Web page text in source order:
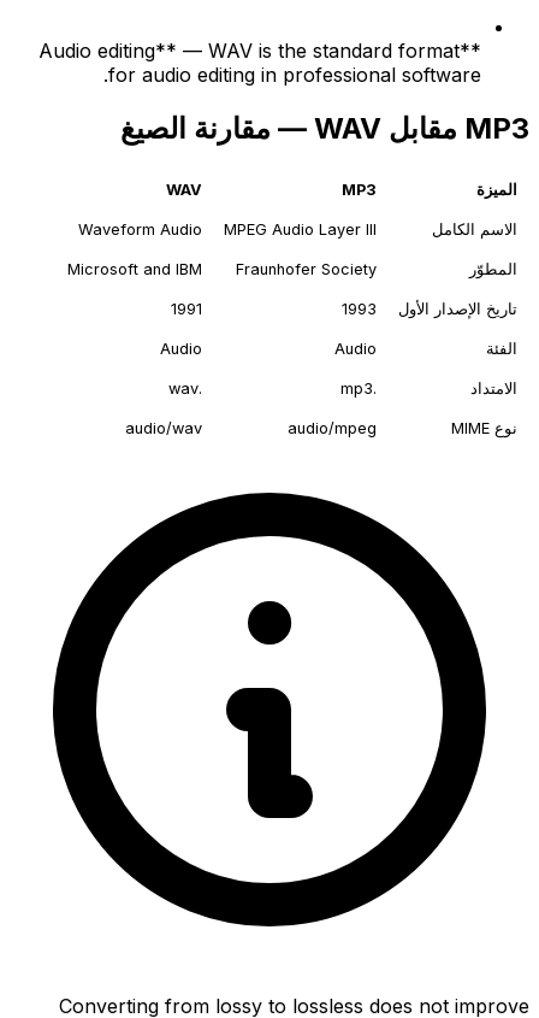
**Audio editing** — WAV is the standard format
for audio editing in professional software.
MP3 مقابل WAV — مقارنة الصيغ
الميزة MP3
WAV
الاسم الكامل MPEG Audio Layer III
Waveform Audio
المطوّر Fraunhofer Society
Microsoft and IBM
تاريخ الإصدار الأول 1993
1991
الفئة Audio
Audio
الامتداد .mp3
.wav
نوع MIME audio/mpeg
audio/wav
Converting from lossy to lossless does not improve